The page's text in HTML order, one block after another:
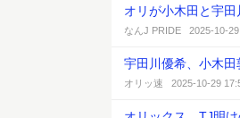
オリが小木田と宇
なんJ PRIDE 2025-10-29
宇田川優希、小木
オリッ速 2025-10-29